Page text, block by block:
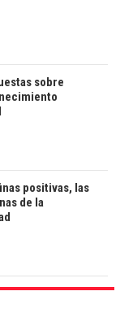
sobre
positivas, las
de la